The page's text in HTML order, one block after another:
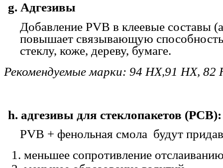
g. Адгезивы
Добавление PVB в клеевые составы
повышает связывающую способность
стеклу, коже, дереву, бумаге.
Рекомендуемые марки: 94 HX,91 HX, 82
h. адгезивы для стеклопакетов (PCB):
PVB + фенольная смола будут
меньшее сопротивление